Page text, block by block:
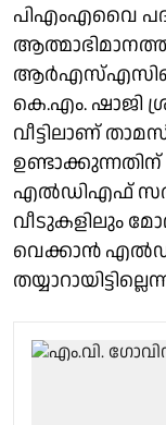
പിഎംഎവൈ
ആർഎസ്എസിനെ
കെ.എം. ഷാജി
വീട്ടിലാണ്
ഉണ്ടാക്കുന്നതിന്
എൽഡിഎഫ്
വീടുകളിലും
വെക്കാൻ